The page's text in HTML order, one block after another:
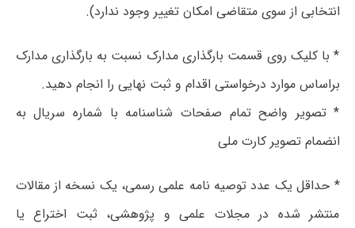
انتخابی از سوی متقاضی امکان تغییر وجود ندارد).
* با کلیک روی قسمت بارگذاری مدارک نسبت به بارگذاری مدارک
براساس موارد درخواستی اقدام و ثبت نهایی را انجام دهید.
* تصویر واضح تمام صفحات شناسنامه با شماره سریال به
انضمام تصویر کارت ملی
* حداقل یک عدد توصیه نامه علمی رسمی، یک نسخه از مقالات
منتشر شده در مجلات علمی و پژوهشی، ثبت اختراع یا